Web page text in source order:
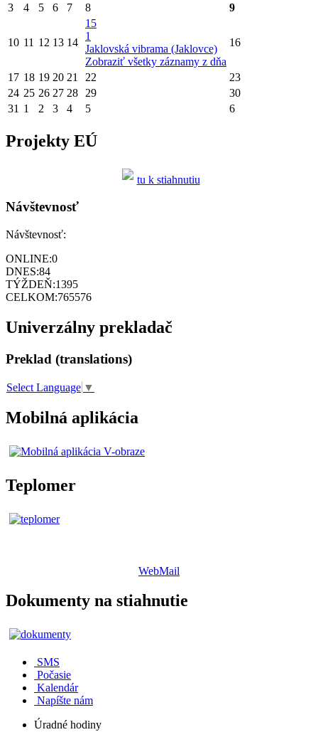
3
4 5 6 7 8 9
10 11 12 13 14
15
1
Jaklovská vibrama (Jaklovce)
Zobraziť všetky záznamy z dňa
16
17 18 19 20 21 22
23
24 25 26 27 28 29
30
31 1 2 3 4 5 6
Projekty EÚ
tu k stiahnutiu
Návštevnosť
Návštevnosť:
ONLINE:0
DNES:84
TÝŽDEŇ:1395
CELKOM:765576
Univerzálny prekladač
Preklad (translations)
Select Language ▼
Mobilná aplikácia
Teplomer
WebMail
Dokumenty na stiahnutie
SMS
Počasie
Kalendár
Napíšte nám
Úradné hodiny